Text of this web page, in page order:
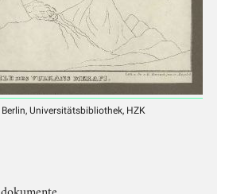
Universitätsbibliothek, HZK